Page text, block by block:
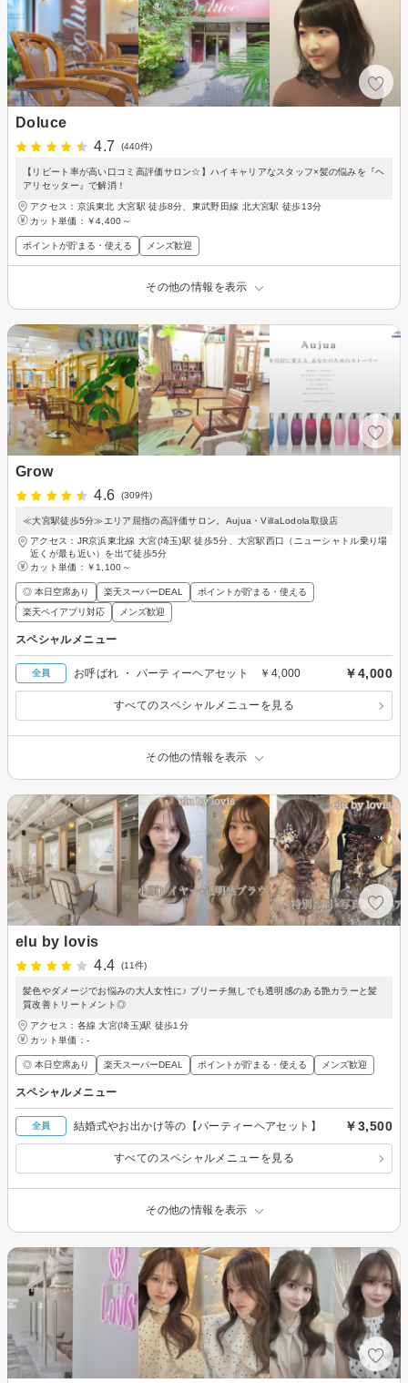
Doluce
4.7
(440件)
【リピート率が高い口コミ高評価サロン☆】ハイキャリアなスタッフ×髪の悩みを『ヘ
アリセッター』で解消！
アクセス：京浜東北 大宮駅 徒歩8分、東武野田線 北大宮駅 徒歩13分
カット単価： ￥4,400～
ポイントが貯まる・使える メンズ歓迎
その他の情報を表示
Grow
4.6
(309件)
≪大宮駅徒歩5分≫エリア屈指の高評価サロン。Aujua・VillaLodola取扱店
アクセス：JR京浜東北線 大宮(埼玉)駅 徒歩5分、大宮駅西口（ニューシャトル乗り場
近くが最も近い）を出て徒歩5分
カット単価： ￥1,100～
◎ 本日空席あり 楽天スーパーDEAL
ポイントが貯まる・使える
楽天ペイアプリ対応
メンズ歓迎
スペシャルメニュー
全員 お呼ばれ ・ パーティーヘアセット ￥4,000 ￥4,000
すべてのスペシャルメニューを見る
その他の情報を表示
elu by lovis
4.4
(11件)
髪色やダメージでお悩みの大人女性に♪ ブリーチ無しでも透明感のある艶カラーと髪
質改善トリートメント◎
アクセス：各線 大宮(埼玉)駅 徒歩1分
カット単価： -
◎ 本日空席あり 楽天スーパーDEAL ポイントが貯まる・使える メンズ歓迎
スペシャルメニュー
全員 結婚式やお出かけ等の【パーティーヘアセット】 ￥3,500
すべてのスペシャルメニューを見る
その他の情報を表示